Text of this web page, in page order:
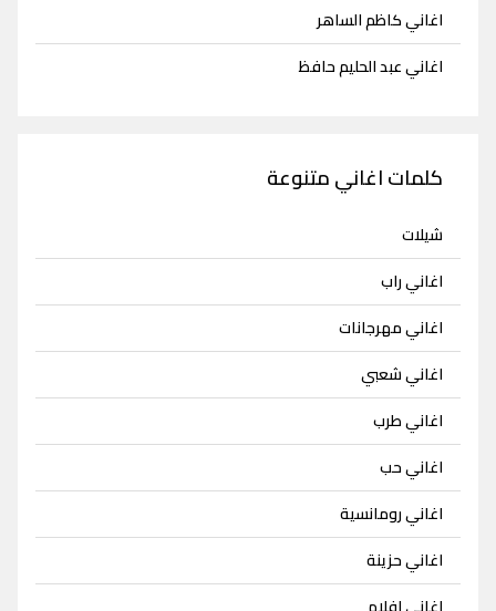
اغاني كاظم الساهر
اغاني عبد الحليم حافظ
كلمات اغاني متنوعة
شيلات
اغاني راب
اغاني مهرجانات
اغاني شعبي
اغاني طرب
اغاني حب
اغاني رومانسية
اغاني حزينة